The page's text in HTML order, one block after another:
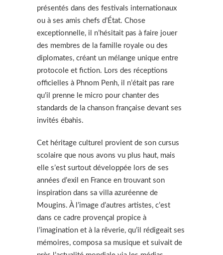
présentés dans des festivals internationaux
ou à ses amis chefs d’État. Chose
exceptionnelle, il n’hésitait pas à faire jouer
des membres de la famille royale ou des
diplomates, créant un mélange unique entre
protocole et fiction. Lors des réceptions
officielles à Phnom Penh, il n’était pas rare
qu’il prenne le micro pour chanter des
standards de la chanson française devant ses
invités ébahis.
Cet héritage culturel provient de son cursus
scolaire que nous avons vu plus haut, mais
elle s’est surtout développée lors de ses
années d’exil en France en trouvant son
inspiration dans sa villa azuréenne de
Mougins. À l’image d’autres artistes, c’est
dans ce cadre provençal propice à
l’imagination et à la rêverie, qu’il rédigeait ses
mémoires, composa sa musique et suivait de